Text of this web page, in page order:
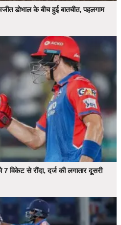
डोभाल के बीच हुई बातचीत, पहलगाम
विकेट से रौंदा, दर्ज की लगातार दूसरी